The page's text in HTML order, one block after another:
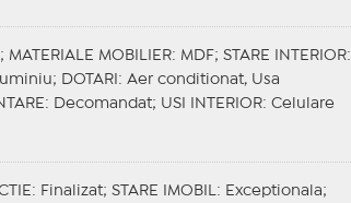
MATERIALE MOBILIER: MDF; STARE INTERIOR:
DOTARI : Aer conditionat, Usa
: Decomandat; USI INTERIOR: Celulare
: Finalizat; STARE IMOBIL
: Exceptionala;